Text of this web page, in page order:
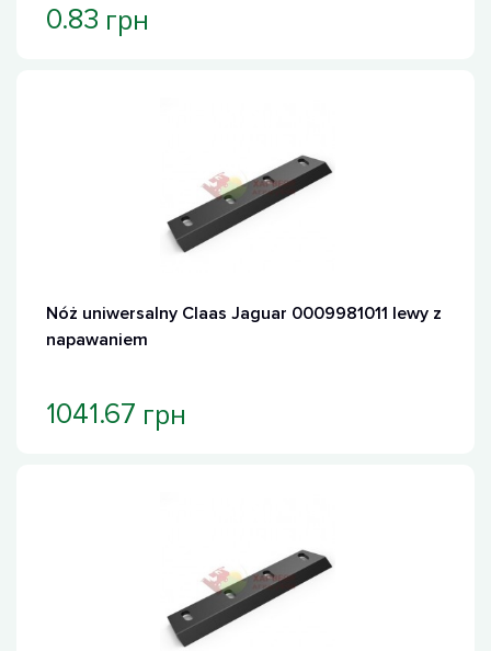
0.83 грн
Nóż uniwersalny Claas Jaguar 0009981011 lewy z
napawaniem
1041.67 грн